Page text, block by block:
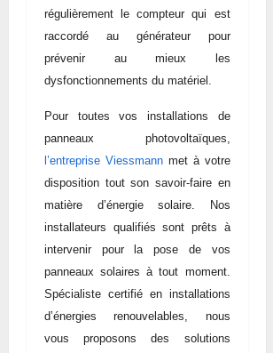
régulièrement le compteur qui est
raccordé au générateur pour
prévenir au mieux les
dysfonctionnements du matériel.
Pour toutes vos installations de
panneaux photovoltaïques,
l’entreprise Viessmannmet à votre
disposition tout son savoir-faire en
matière d’énergie solaire. Nos
installateurs qualifiés sont prêts à
intervenir pour la pose de vos
panneaux solaires à tout moment.
Spécialiste certifié en installations
d’énergies renouvelables, nous
vous proposons des solutions